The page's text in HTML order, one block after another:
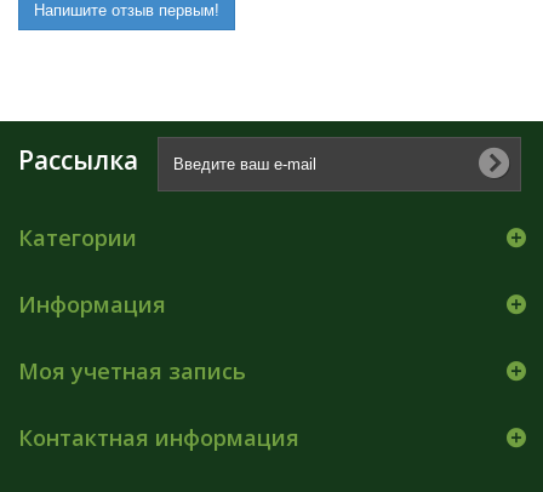
Напишите отзыв первым!
Рассылка
Категории
Информация
Моя учетная запись
Контактная информация